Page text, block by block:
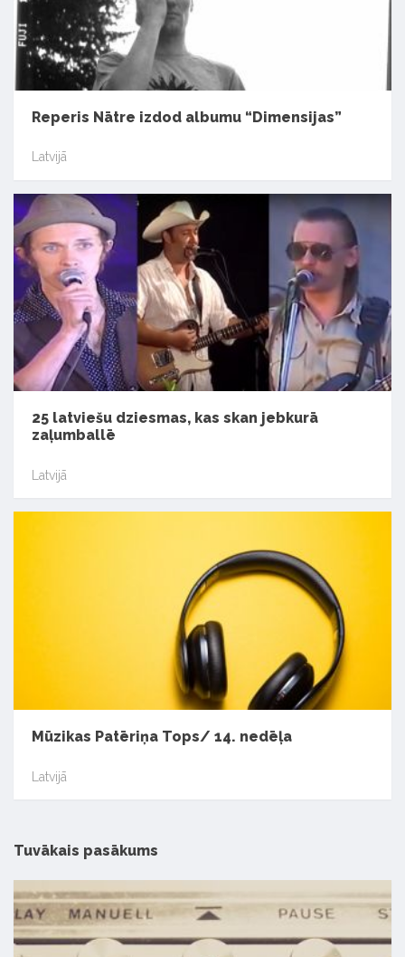
Reperis Nātre izdod albumu “Dimensijas”
Latvijā
25 latviešu dziesmas, kas skan jebkurā
zaļumballē
Latvijā
Mūzikas Patēriņa Tops/ 14. nedēļa
Latvijā
Tuvākais pasākums